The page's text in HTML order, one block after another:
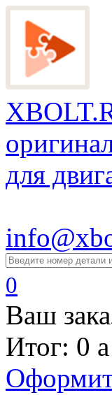
для
0
Ваш
Итог: 0 a